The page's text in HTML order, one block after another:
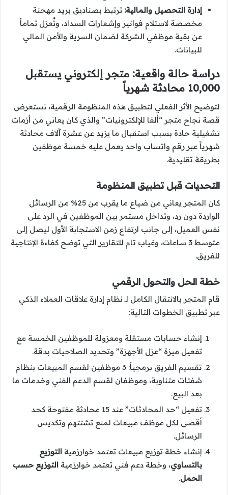
إدارة التحصيل والمالية: ترتبط بصناديق بريد مهجنة
مخصصة لاستلام فواتير وإشعارات السداد، وتُعزل تماماً
عن بقية موظفي الشركة لضمان السرية والأمن المالي
للبيانات.
دراسة حالة واقعية: متجر إلكتروني يستقبل
10,000 محادثة شهرياً
لتوضيح الأثر الفعلي لتطبيق هذه المنظومة الرقمية، نستعرض
قصة نجاح متجر “ألفا للإلكترونيات” والذي كان يعاني من أزمات
تشغيلية حادة بسبب استقبال ما يزيد عن عشرة آلاف محادثة
شهرياً عبر رقم واتساب واحد يعمل عليه خمسة موظفين
بطريقة تقليدية.
التحديات قبل تطبيق المنظومة
كان المتجر يعاني من ضياع ما يقرب من 25% من الرسائل
الواردة دون رد، وتداخل مستمر بين الموظفين في الرد على
نفس العميل، إلى جانب ارتفاع زمن الاستجابة الأول ليصل إلى
متوسط 3 ساعات، وغياب تام للتقارير التي توضح كفاءة الإنتاجية
للفريق.
خطة الحل والتحول الرقمي
قام المتجر بالانتقال الكامل لـ نظام إدارة علاقات العملاء الذكي
عبر تطبيق الخطوات التالية:
إنشاء حسابات مستقلة ومعزولة للموظفين الخمسة مع
تفعيل ميزة “عزل الأجهزة” وتحديد الصلاحيات بدقة.
تقسيم الفريق برمجياً: 3 موظفين لقسم المبيعات بنظام
شفتات متناوبة، وموظفان لقسم الدعم الفني وخدمات ما
بعد البيع.
تفعيل “حد المحادثات” عند 15 محادثة مفتوحة كحد
أقصى لكل موظف مبيعات لمنع تشتتهم وتكديس
الرسائل.
إنشاء خطة توزيع مبيعات تعتمد خوارزمية التوزيع
بالتساوي، وخطة دعم فني تعتمد خوارزمية التوزيع حسب
الحمل.